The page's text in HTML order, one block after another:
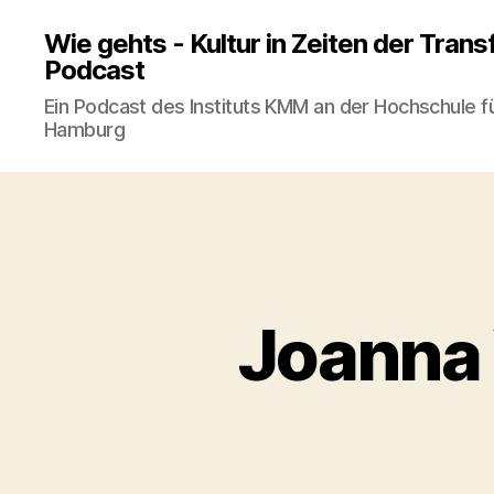
Wie gehts - Kultur in Zeiten der
Podcast
Ein Podcast des Instituts KMM an der Hochschule
Hamburg